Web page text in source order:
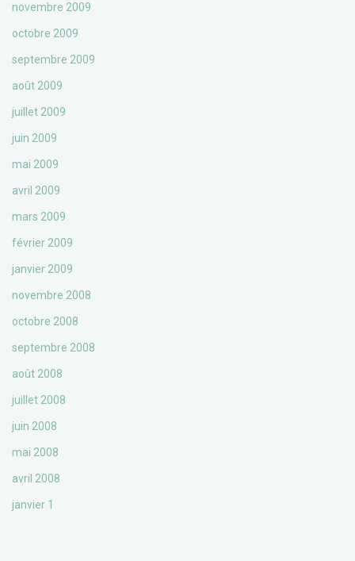
novembre 2009
octobre 2009
septembre 2009
août 2009
juillet 2009
juin 2009
mai 2009
avril 2009
mars 2009
février 2009
janvier 2009
novembre 2008
octobre 2008
septembre 2008
août 2008
juillet 2008
juin 2008
mai 2008
avril 2008
janvier 1